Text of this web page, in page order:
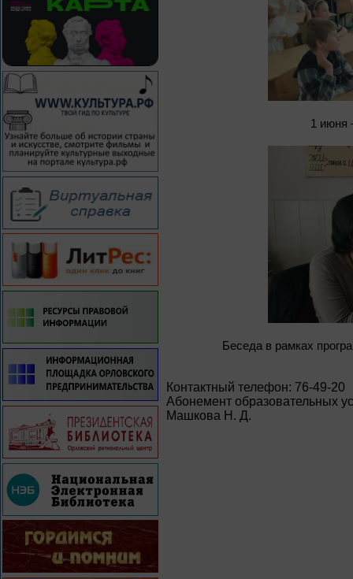
1 июня
Беседа в рамках
Контактный телефон: 76-49-20
Абонемент образовательных
Машкова Н. Д.